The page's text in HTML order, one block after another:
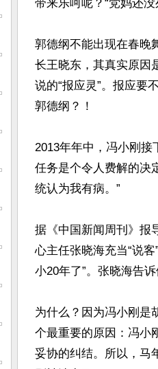
带来乐呵呢？“党妈还没
郭德纲不能出现在春晚
长王晓东，其真实原因
说的“报应灵”。报应要
郭德纲？！
2013年年中，冯小刚
任务是个令人费解的决
统认为我有病。”
据《中国新闻周刊》报
心主任张晓海充当“说
小20年了”。张晓海告诉
为什么？因为冯小刚是
个最重要的原因：冯小
妥协的纠结。所以，马